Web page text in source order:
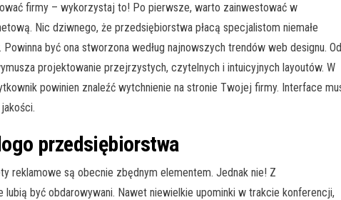
firmy – wykorzystaj to! Po pierwsze, warto zainwestować w
Nic dziwnego, że przedsiębiorstwa płacą specjalistom niemałe
być ona stworzona według najnowszych trendów web designu. Od
projektowanie przejrzystych, czytelnych i intuicyjnych layoutów. W
powinien znaleźć wytchnienie na stronie Twojej firmy. Interface
przedsiębiorstwa
reklamowe są obecnie zbędnym elementem. Jednak nie! Z
być obdarowywani. Nawet niewielkie upominki w trakcie konferencji,